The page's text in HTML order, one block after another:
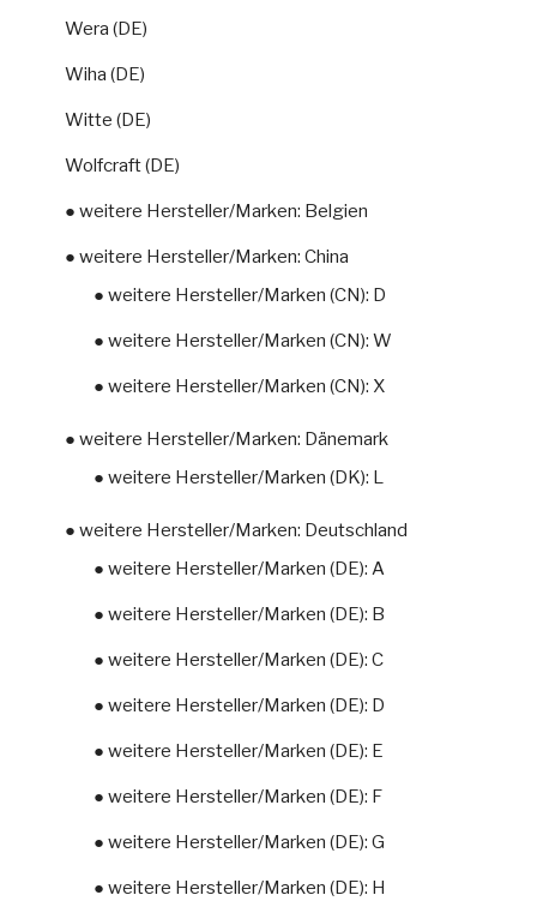
Wera (DE)
Wiha (DE)
Witte (DE)
Wolfcraft (DE)
● weitere Hersteller/Marken: Belgien
● weitere Hersteller/Marken: China
● weitere Hersteller/Marken (CN): D
● weitere Hersteller/Marken (CN): W
● weitere Hersteller/Marken (CN): X
● weitere Hersteller/Marken: Dänemark
● weitere Hersteller/Marken (DK): L
● weitere Hersteller/Marken: Deutschland
● weitere Hersteller/Marken (DE): A
● weitere Hersteller/Marken (DE): B
● weitere Hersteller/Marken (DE): C
● weitere Hersteller/Marken (DE): D
● weitere Hersteller/Marken (DE): E
● weitere Hersteller/Marken (DE): F
● weitere Hersteller/Marken (DE): G
● weitere Hersteller/Marken (DE): H